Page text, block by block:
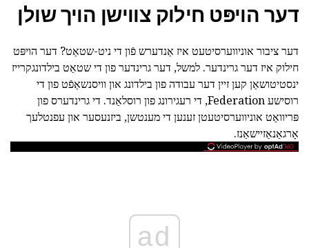
דער הויפּט חילוק צווישן הויך שולן
דער ציבור אוניווערסיטעט איז אַנדערש פֿון די ניט-שטאַט? דער הויפּט
חילוק איז דער גרינדער. למשל, דער גרינדער פון די שטאַט בילדונגקרייז
ינסטיטושאַן קען זיין דער עבודה פון בילדונג און וויסנשאַפֿט פון די
רוסישע Federation, די רעגירונג פון רוסלאַנד. די גרינדערס פון
פּריוואַט אוניווערסיטעטן זענען די מענטשן, ביזנעסער און עפנטלעך
אָרגאַנאַזיישאַנז.
ad